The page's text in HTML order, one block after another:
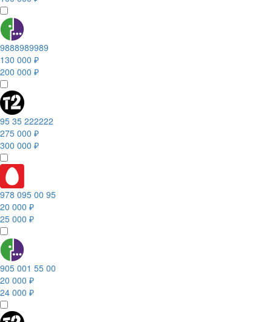
9888989989
130 000 ₽
200 000 ₽
95 35 222222
275 000 ₽
300 000 ₽
978 095 00 95
20 000 ₽
25 000 ₽
905 001 55 00
20 000 ₽
24 000 ₽